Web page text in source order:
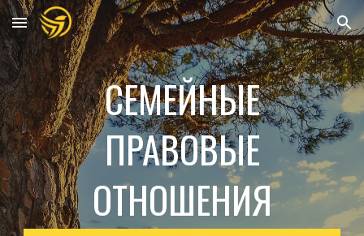
Skip to main content Skip to navigation
СЕМЕЙНЫЕ
ПРАВОВЫЕ
ОТНОШЕНИЯ